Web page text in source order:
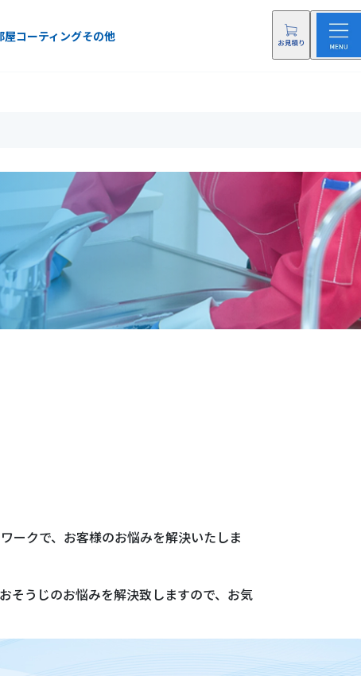
屋コーティングその他
ークで、お客様のお悩みを解決いたしま
そうじのお悩みを解決致しますので、お気